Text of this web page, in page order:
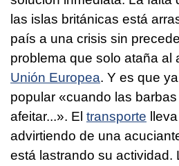
las islas británicas está
país a una crisis sin
problema que solo ataña al
Unión Europea. Y es que
popular «cuando las
afeitar...». El transporte
advirtiendo de una
está lastrando su actividad.